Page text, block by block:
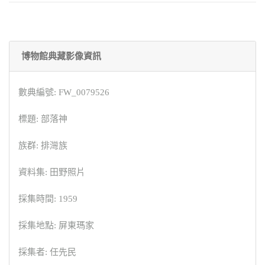
博物館典藏影像資訊
數典編號: FW_0079526
標題: 部落神
族群: 排灣族
資料集: 田野照片
採集時間: 1959
採集地點: 屏東瑪家
採集者: 任先民